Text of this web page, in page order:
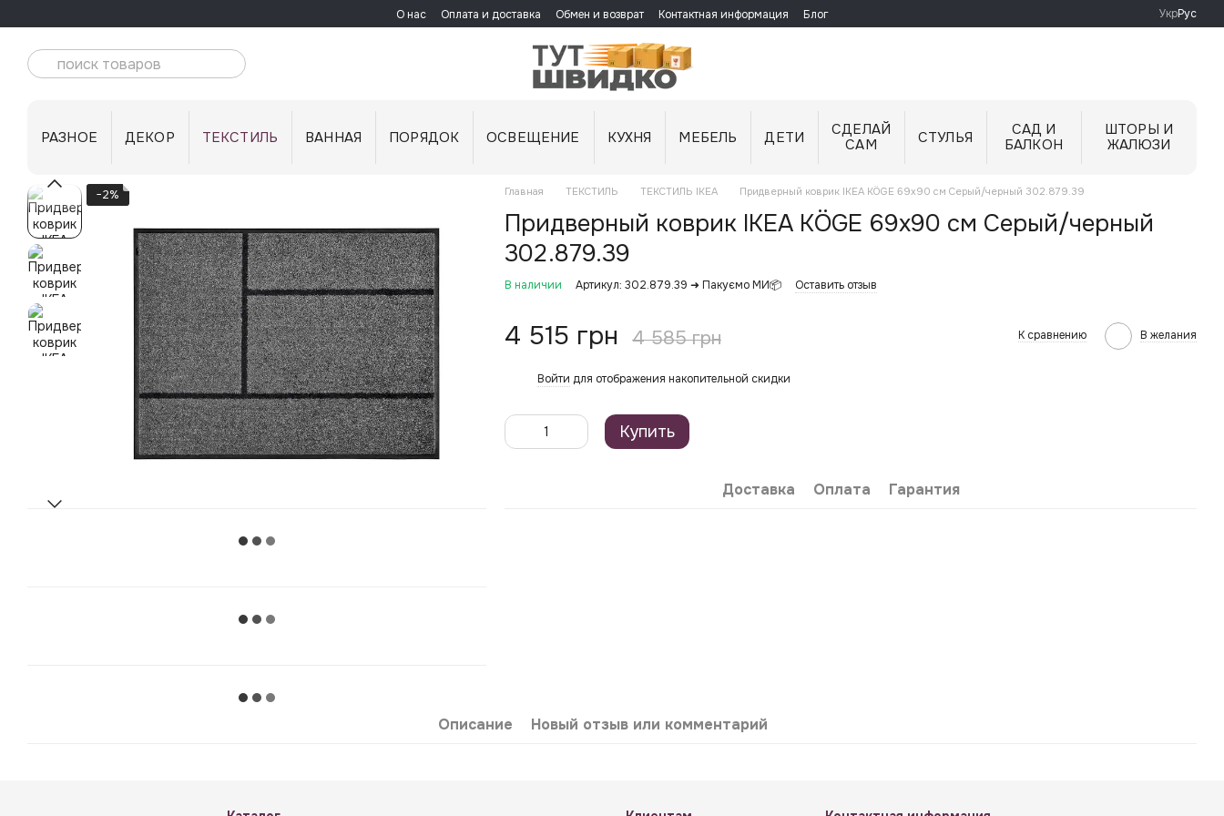
О нас Оплата и доставка Обмен и возврат Контактная информация Блог УкрРус
РАЗНОЕ ДЕКОР ТЕКСТИЛЬ ВАННАЯ ПОРЯДОК ОСВЕЩЕНИЕ КУХНЯ МЕБЕЛЬ ДЕТИ
СДЕЛАЙ
САМ
СТУЛЬЯ
САД И
БАЛКОН
ШТОРЫ И
ЖАЛЮЗИ
−2% Главная ТЕКСТИЛЬ ТЕКСТИЛЬ IKEA Придверный коврик IKEA KÖGE 69x90 см Серый/черный 302.879.39
Придверный коврик IKEA KÖGE 69x90 см Серый/черный
302.879.39
В наличии Артикул: 302.879.39 ➜ Пакуємо МИ📦 Оставить отзыв
4 515 грн 4 585 грн К сравнению В желания
Войти для отображения накопительной скидки
Купить
Доставка Оплата Гарантия
Описание Новый отзыв или комментарий